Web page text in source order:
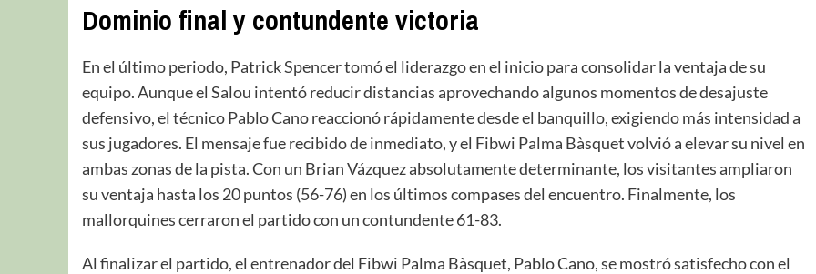
Dominio final y contundente victoria
En el último periodo, Patrick Spencer tomó el liderazgo en el inicio para consolidar la ventaja de su
equipo. Aunque el Salou intentó reducir distancias aprovechando algunos momentos de desajuste
defensivo, el técnico Pablo Cano reaccionó rápidamente desde el banquillo, exigiendo más intensidad a
sus jugadores. El mensaje fue recibido de inmediato, y el Fibwi Palma Bàsquet volvió a elevar su nivel en
ambas zonas de la pista. Con un Brian Vázquez absolutamente determinante, los visitantes ampliaron
su ventaja hasta los 20 puntos (56-76) en los últimos compases del encuentro. Finalmente, los
mallorquines cerraron el partido con un contundente 61-83.
Al finalizar el partido, el entrenador del Fibwi Palma Bàsquet, Pablo Cano, se mostró satisfecho con el